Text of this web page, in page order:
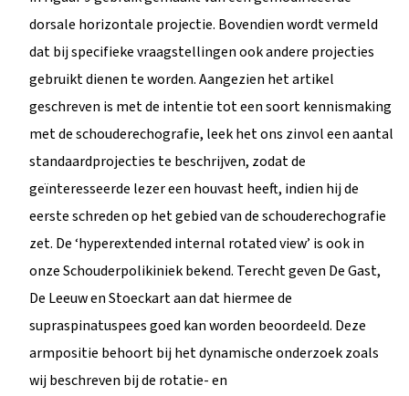
dorsale horizontale projectie. Bovendien wordt vermeld
dat bij specifieke vraagstellingen ook andere projecties
gebruikt dienen te worden. Aangezien het artikel
geschreven is met de intentie tot een soort kennismaking
met de schouderechografie, leek het ons zinvol een aantal
standaardprojecties te beschrijven, zodat de
geïnteresseerde lezer een houvast heeft, indien hij de
eerste schreden op het gebied van de schouderechografie
zet. De ‘hyperextended internal rotated view’ is ook in
onze Schouderpolikiniek bekend. Terecht geven De Gast,
De Leeuw en Stoeckart aan dat hiermee de
supraspinatuspees goed kan worden beoordeeld. Deze
armpositie behoort bij het dynamische onderzoek zoals
wij beschreven bij de rotatie- en